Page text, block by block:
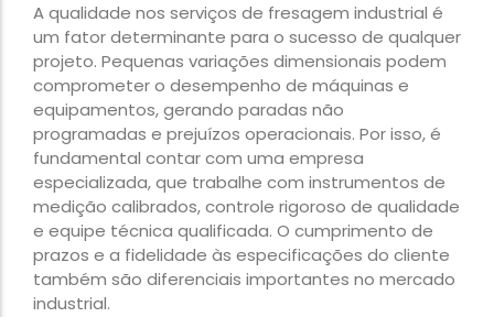
A qualidade nos serviços de fresagem industrial é
um fator determinante para o sucesso de qualquer
projeto. Pequenas variações dimensionais podem
comprometer o desempenho de máquinas e
equipamentos, gerando paradas não
programadas e prejuízos operacionais. Por isso, é
fundamental contar com uma empresa
especializada, que trabalhe com instrumentos de
medição calibrados, controle rigoroso de qualidade
e equipe técnica qualificada. O cumprimento de
prazos e a fidelidade às especificações do cliente
também são diferenciais importantes no mercado
industrial.